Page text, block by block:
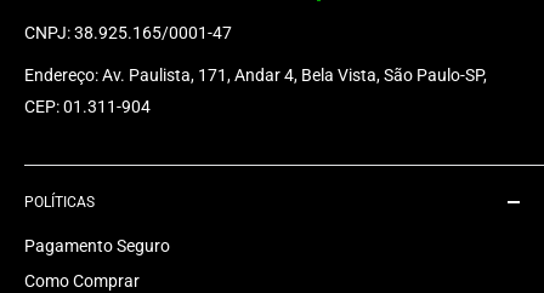
CNPJ: 38.925.165/0001-47
Endereço: Av. Paulista, 171, Andar 4, Bela Vista, São Paulo-SP,
CEP: 01.311-904
POLÍTICAS
Pagamento Seguro
Como Comprar